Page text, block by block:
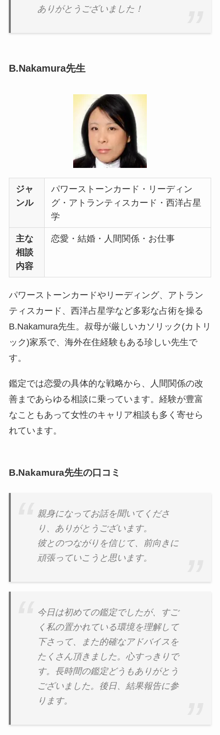
ありがとうございました！
B.Nakamura先生
ジャ
ンル
パワーストーンカード・リーディン
グ・アトランティスカード・西洋占星
学
主な
相談
内容
恋愛・結婚・人間関係・お仕事
パワーストーンカードやリーディング、アトラン
ティスカード、西洋占星学など多彩な占術を操る
B.Nakamura先生。叔母が厳しいカソリック(カトリ
ック)家系で、海外在住経験もある珍しい先生で
す。
鑑定では恋愛の具体的な戦略から、人間関係の改
善まであらゆる相談に乗っています。経験が豊富
なこともあって女性のキャリア相談も多く寄せら
れています。
B.Nakamura先生の口コミ
親身になってお話を聞いてくださ
り、ありがとうございます。
彼とのつながりを信じて、前向きに
頑張っていこうと思います。
今日は初めての鑑定でしたが、すご
く私の置かれている環境を理解して
下さって、また的確なアドバイスを
たくさん頂きました。心すっきりで
す。長時間の鑑定どうもありがとう
ございました。後日、結果報告に参
ります。